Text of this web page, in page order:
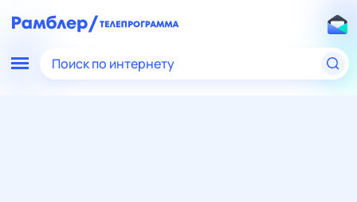
Поиск по интернету